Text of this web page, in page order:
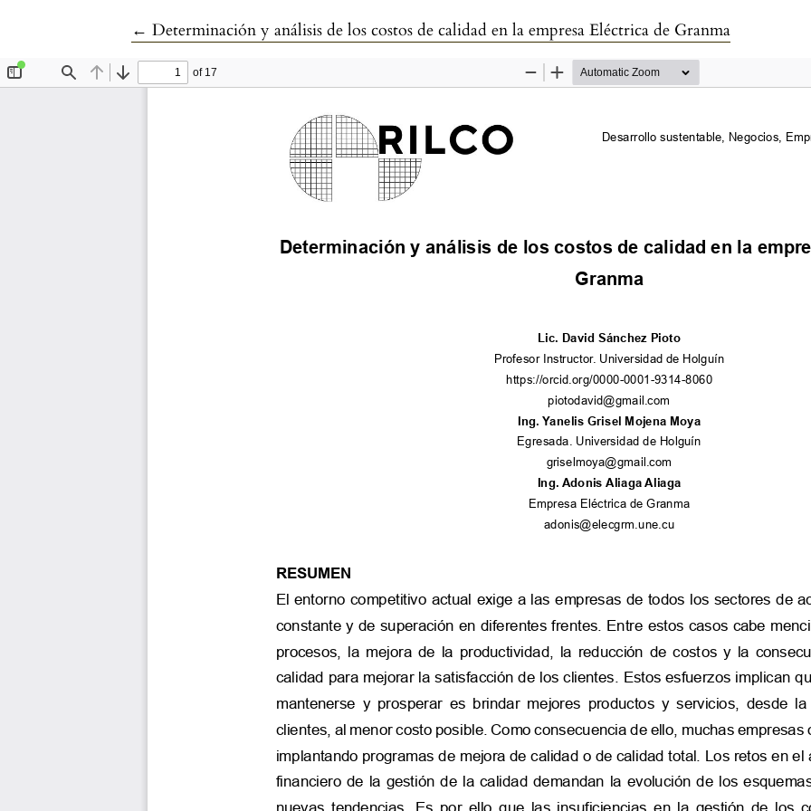
← Volver a los detalles del artículo
Determinación y análisis de los costos de calidad en la empresa Eléctrica de Granma